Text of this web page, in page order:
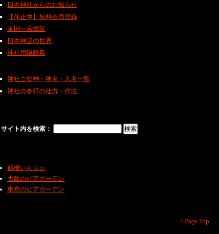
日本神社からのお知らせ
【休止中】無料会員登録
全国一宮総覧
日本神話の世界
神社用語辞典
神社ご祭神・神名・人名一覧
神社の参拝の仕方・作法
サイト内を検索：
鶴橋いんふぉ
大阪のビアガーデン
東京のビアガーデン
^ Page Top